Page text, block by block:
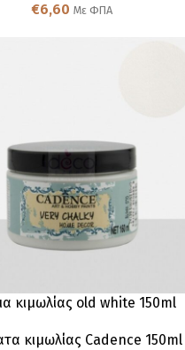
€6,60 Με ΦΠΑ
κιμωλίας old white 150ml
κιμωλίας Cadence 150ml